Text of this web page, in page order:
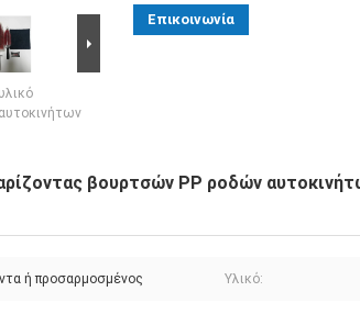
Επικοινωνία
βουρτσών PP ροδών
ή προσαρμοσμένος Υλικό: